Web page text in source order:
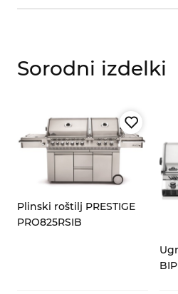
Sorodni izdelki
Plinski roštilj PRESTIGE
PRO825RSIB